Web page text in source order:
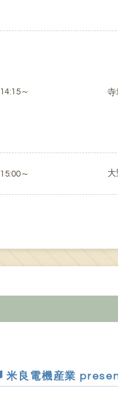
14:15～ 寺
15:00～
米良電機産業